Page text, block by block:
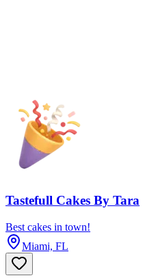
Tastefull Cakes By Tara
Best cakes in town!
Miami, FL